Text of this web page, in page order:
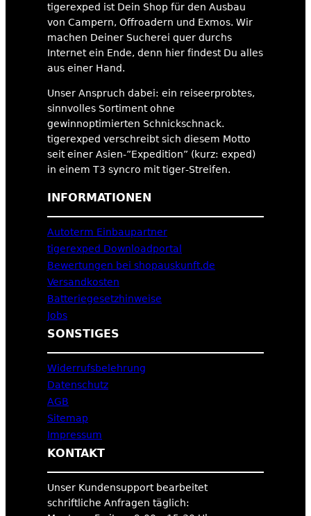
tigerexped ist Dein Shop für den Ausbau
von Campern, Offroadern und Exmos. Wir
machen Deiner Sucherei quer durchs
Internet ein Ende, denn hier findest Du alles
aus einer Hand.
Unser Anspruch dabei: ein reiseerprobtes,
sinnvolles Sortiment ohne
gewinnoptimierten Schnickschnack.
tigerexped verschreibt sich diesem Motto
seit einer Asien-”Expedition” (kurz: exped)
in einem T3 syncro mit tiger-Streifen.
INFORMATIONEN
Autoterm Einbaupartner
tigerexped Downloadportal
Bewertungen bei shopauskunft.de
Versandkosten
Batteriegesetzhinweise
Jobs
SONSTIGES
Widerrufsbelehrung
Datenschutz
AGB
Sitemap
Impressum
KONTAKT
Unser Kundensupport bearbeitet
schriftliche Anfragen täglich: